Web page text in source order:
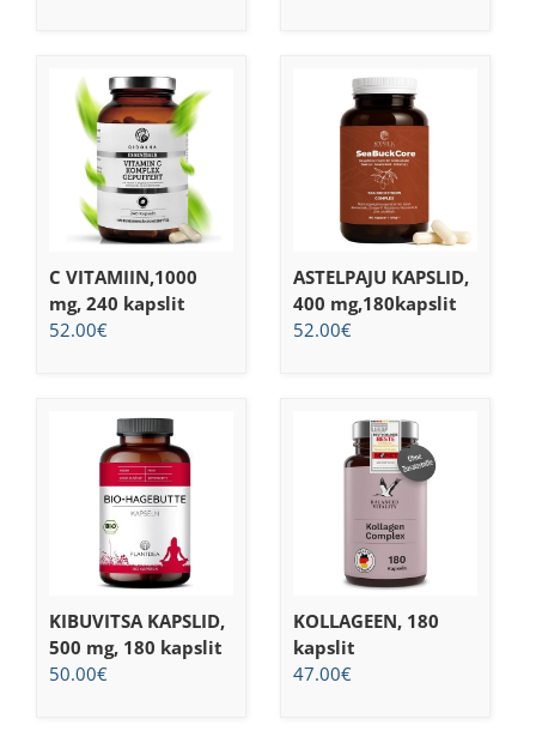
C VITAMIIN,1000
mg, 240 kapslit
52.00€
ASTELPAJU KAPSLID,
400 mg,180kapslit
52.00€
KIBUVITSA KAPSLID,
500 mg, 180 kapslit
50.00€
KOLLAGEEN, 180
kapslit
47.00€